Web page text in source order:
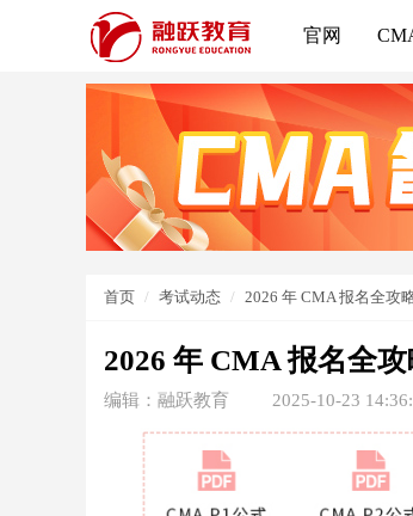
官网
首页 考试动态 2026 年 CMA 报名全攻
2026 年 CMA 报名全
编辑：融跃教育 2025-10-23